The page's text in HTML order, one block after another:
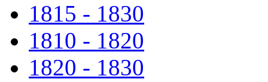
1815 - 1830
1810 - 1820
1820 - 1830